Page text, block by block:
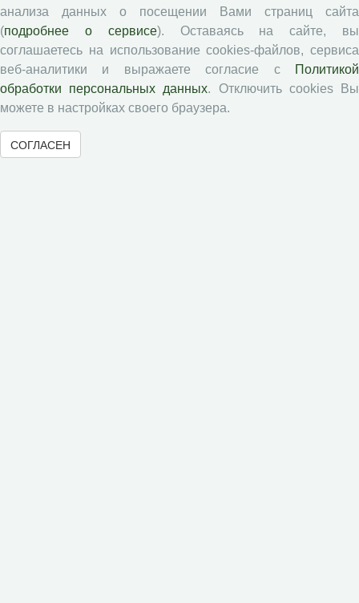
Рецензентам
Памятка рецензенту
Положение о рецензировании
Форма рецензии
анализа данных о посещении Вами страниц сайта
(подробнее о сервисе). Оставаясь на сайте, вы
соглашаетесь на использование cookies-файлов, сервиса
веб-аналитики и выражаете согласие с
Политикой
обработки персональных данных. Отключить cookies Вы
можете в настройках своего браузера.
СОГЛАСЕН